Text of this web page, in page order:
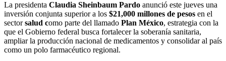
La presidenta Claudia Sheinbaum Pardo anunció este jueves una
inversión conjunta superior a los $21,000 millones de pesos en el
sectorsalud como parte del llamado Plan México, estrategia con la
que el Gobierno federal busca fortalecer la soberanía sanitaria,
ampliar la producción nacional de medicamentos y consolidar al país
como un polo farmacéutico regional.